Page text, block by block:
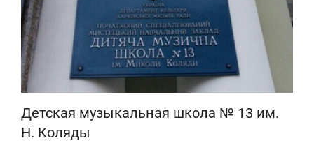
Детская музыкальная школа № 13 им.
Н. Коляды